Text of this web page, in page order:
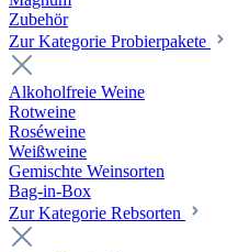
Zubehör
Zur Kategorie Probierpakete
Alkoholfreie Weine
Rotweine
Roséweine
Weißweine
Gemischte Weinsorten
Bag-in-Box
Zur Kategorie Rebsorten